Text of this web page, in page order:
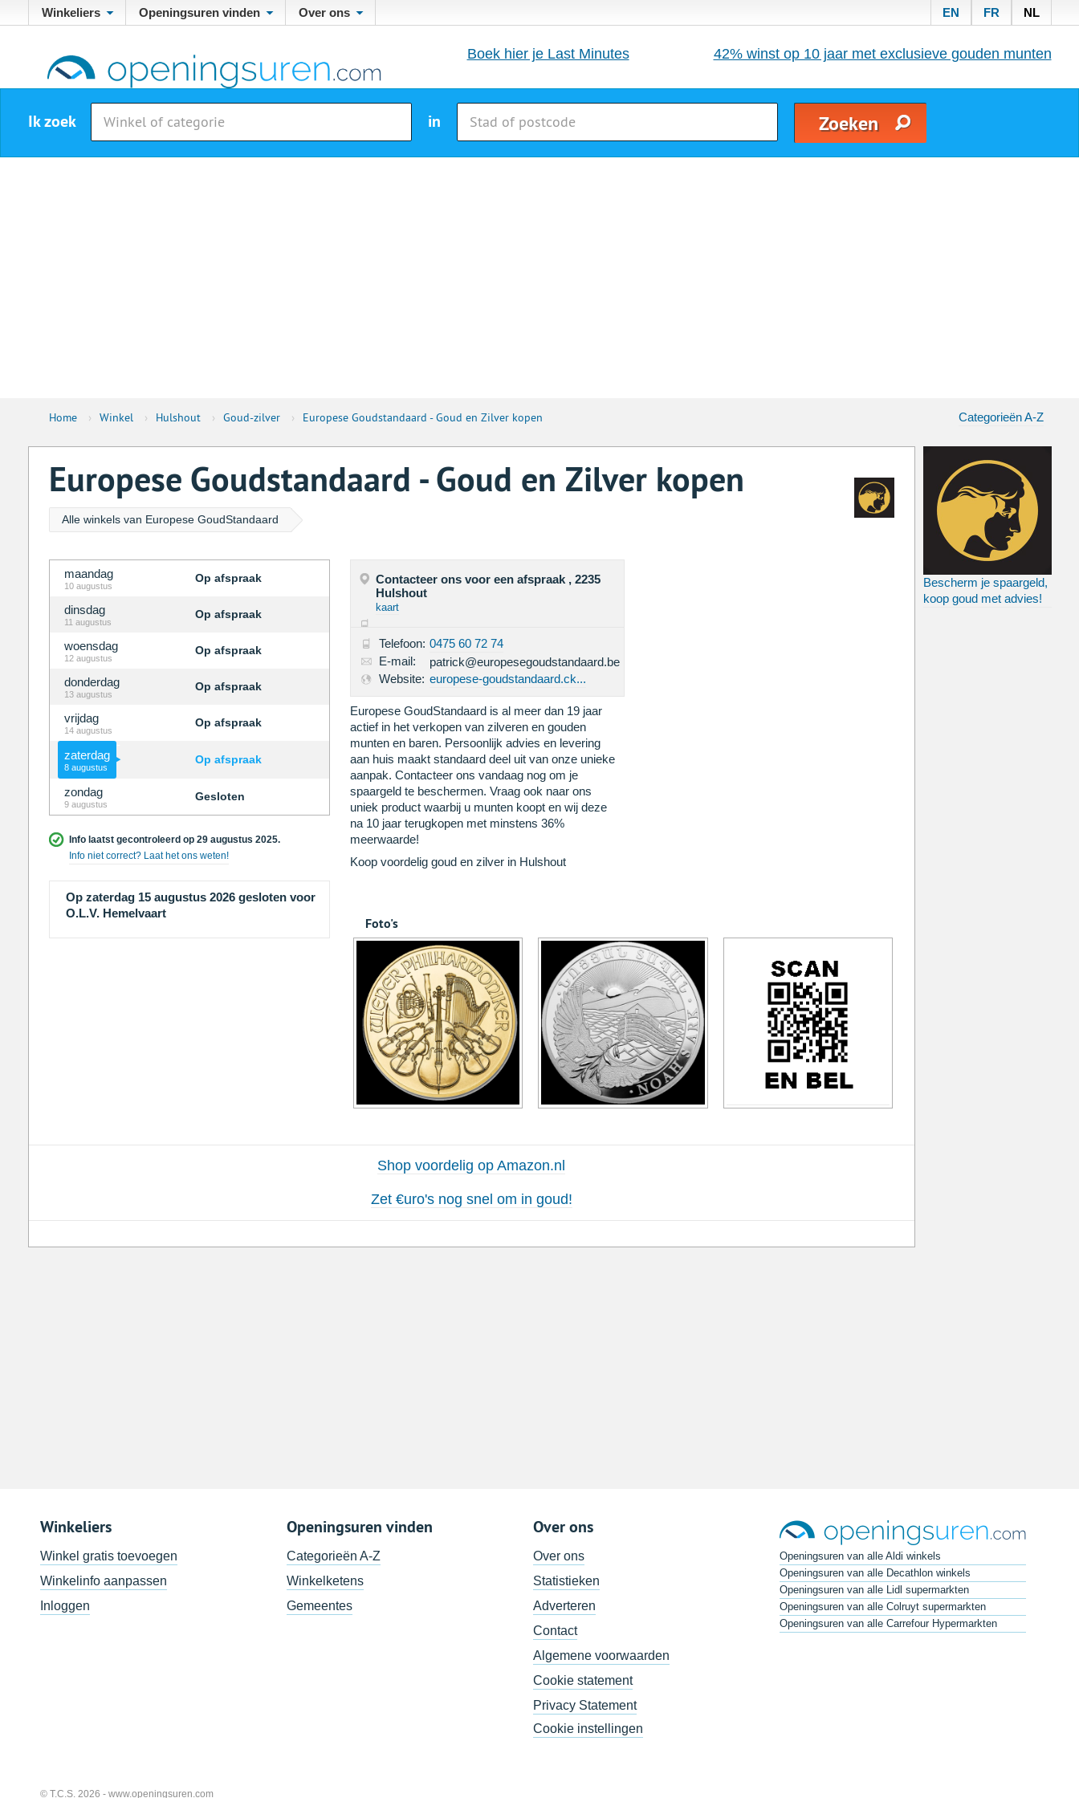
Winkeliers Openingsuren vinden Over ons EN FR NL
Boek hier je Last Minutes 42% winst op 10 jaar met exclusieve gouden munten
Ik zoek in
Home › Winkel › Hulshout › Goud-zilver › Europese Goudstandaard - Goud en Zilver kopen Categorieën A-Z
Bescherm je spaargeld,
koop goud met advies!
Europese Goudstandaard - Goud en Zilver kopen
Alle winkels van Europese GoudStandaard
maandag
10 augustus
Op afspraak
dinsdag
11 augustus
Op afspraak
woensdag
12 augustus
Op afspraak
donderdag
13 augustus
Op afspraak
vrijdag
14 augustus
Op afspraak
zaterdag
8 augustus
Op afspraak
zondag
9 augustus
Gesloten
Info laatst gecontroleerd op 29 augustus 2025.
Info niet correct? Laat het ons weten!
Op zaterdag 15 augustus 2026 gesloten voor
O.L.V. Hemelvaart
Contacteer ons voor een afspraak , 2235
Hulshout
kaart
Telefoon: 0475 60 72 74
E-mail:
patrick@europesegoudstandaard.be
Website: europese-goudstandaard.ck...
Europese GoudStandaard is al meer dan 19 jaar
actief in het verkopen van zilveren en gouden
munten en baren. Persoonlijk advies en levering
aan huis maakt standaard deel uit van onze unieke
aanpak. Contacteer ons vandaag nog om je
spaargeld te beschermen. Vraag ook naar ons
uniek product waarbij u munten koopt en wij deze
na 10 jaar terugkopen met minstens 36%
meerwaarde!
Koop voordelig goud en zilver in Hulshout
Foto's
Shop voordelig op Amazon.nl
Zet €uro's nog snel om in goud!
Winkeliers
Winkel gratis toevoegen
Winkelinfo aanpassen
Inloggen
Openingsuren vinden
Categorieën A-Z
Winkelketens
Gemeentes
Over ons
Over ons
Statistieken
Adverteren
Contact
Algemene voorwaarden
Cookie statement
Privacy Statement
Cookie instellingen
Openingsuren van alle Aldi winkels
Openingsuren van alle Decathlon winkels
Openingsuren van alle Lidl supermarkten
Openingsuren van alle Colruyt supermarkten
Openingsuren van alle Carrefour Hypermarkten
© T.C.S. 2026 - www.openingsuren.com